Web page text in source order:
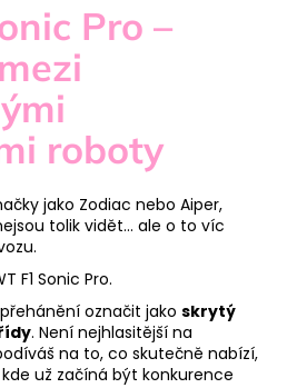
Pro –
roboty
jako Zodiac nebo Aiper,
tolik vidět… ale o to víc
F1 Sonic Pro.
označit jako skrytý
. Není nejhlasitější na
na to, co skutečně nabízí,
už začíná být konkurence